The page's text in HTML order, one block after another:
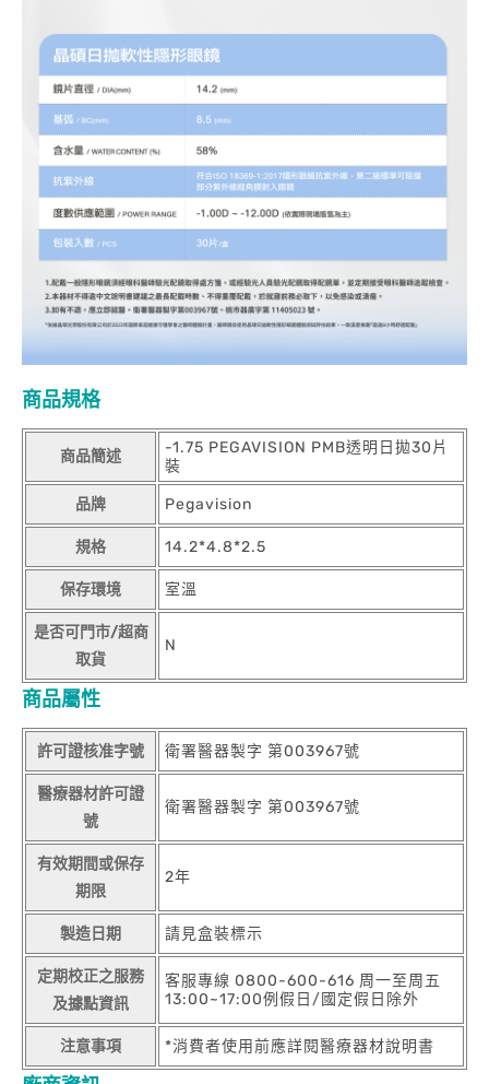
商品規格
商品簡述
-1.75 PEGAVISION PMB透明日拋30片
裝
品牌 Pegavision
規格 14.2*4.8*2.5
保存環境 室溫
是否可門市/超商
取貨
N
商品屬性
許可證核准字號 衛署醫器製字 第003967號
醫療器材許可證
號
衛署醫器製字 第003967號
有效期間或保存
期限
2年
製造日期 請見盒裝標示
定期校正之服務
及據點資訊
客服專線 0800-600-616 周一至周五
13:00~17:00例假日/國定假日除外
注意事項 *消費者使用前應詳閱醫療器材說明書